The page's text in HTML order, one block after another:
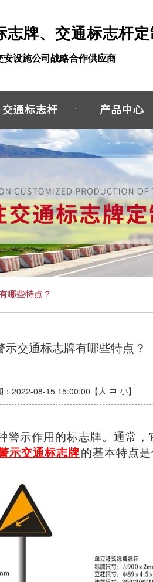
志牌、交通标志杆
设施公司战略合作供应商
交通标志杆 产品中心
哪些特点？
示交通标志牌有哪些特点？
：2022-08-15 15:00:00【 大 中 小】
警示作用的标志牌。通常
示交通标志牌的基本特点